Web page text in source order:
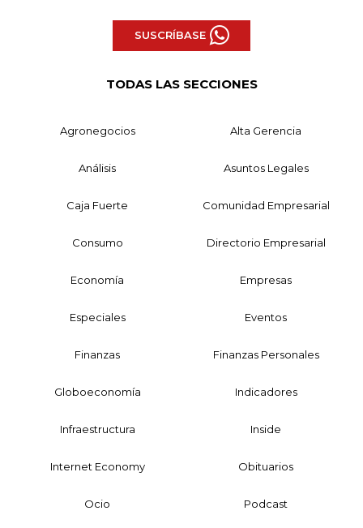
SUSCRÍBASE
TODAS LAS SECCIONES
Agronegocios Alta Gerencia
Análisis Asuntos Legales
Caja Fuerte Comunidad Empresarial
Consumo Directorio Empresarial
Economía Empresas
Especiales Eventos
Finanzas Finanzas Personales
Globoeconomía Indicadores
Infraestructura Inside
Internet Economy Obituarios
Ocio Podcast